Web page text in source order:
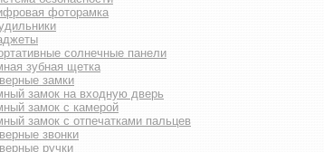
фоторамка
солнечные панели
зубная щетка
замки
замок на входную дверь
замок с камерой
замок с отпечатками пальцев
звонки
ручки